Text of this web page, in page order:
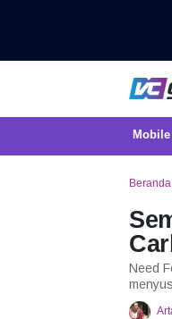
Beranda
Need